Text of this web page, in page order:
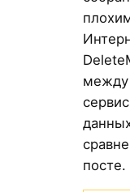
между
посте.